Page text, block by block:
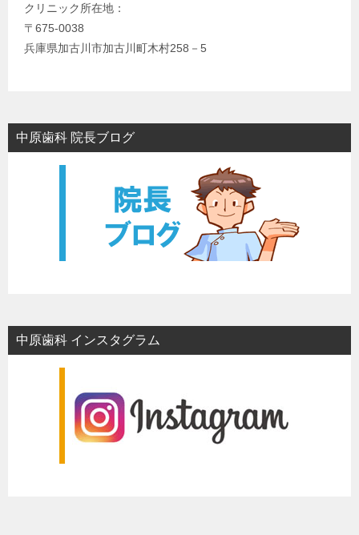
クリニック所在地：
〒675-0038
兵庫県加古川市加古川町木村258－5
中原歯科 院長ブログ
中原歯科 インスタグラム